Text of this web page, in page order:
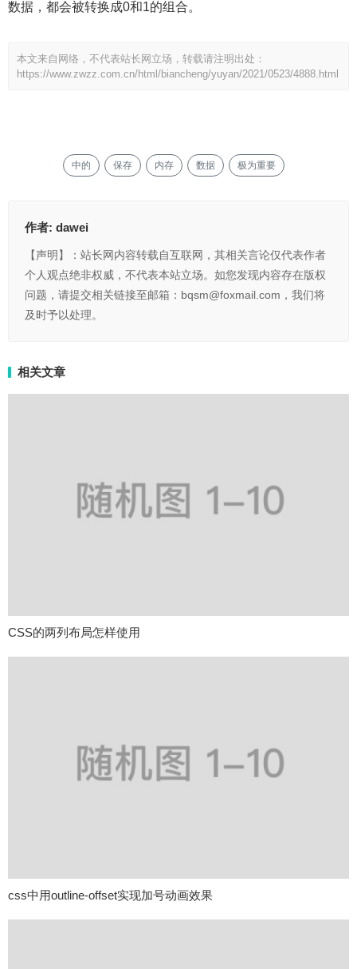
数据，都会被转换成0和1的组合。
本文来自网络，不代表站长网立场，转载请注明出处：
https://www.zwzz.com.cn/html/biancheng/yuyan/2021/0523/4888.html
中的 保存 内存 数据 极为重要
作者: dawei
【声明】：站长网内容转载自互联网，其相关言论仅代表作者
个人观点绝非权威，不代表本站立场。如您发现内容存在版权
问题，请提交相关链接至邮箱：bqsm@foxmail.com，我们将
及时予以处理。
相关文章
CSS的两列布局怎样使用
css中用outline-offset实现加号动画效果